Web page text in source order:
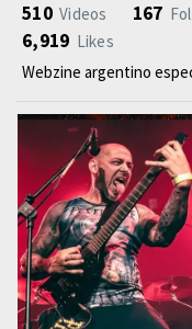
510 Videos 167
6,919 Likes
Webzine argentino